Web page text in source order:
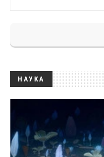
НАУКА